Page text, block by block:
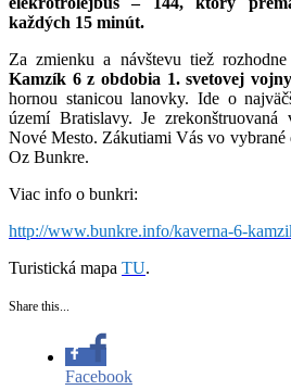
každých 15 minút.
Za zmienku a návštevu tiež
Kamzík 6 z obdobia 1. svetovej vojny
hornou stanicou lanovky. Ide o
území Bratislavy. Je
Nové Mesto. Zákutiami Vás vo
Oz Bunkre.
Viac info o bunkri:
http://www.bunkre.info/kaverna-6-
Turistická mapa TU.
Share this...
Facebook